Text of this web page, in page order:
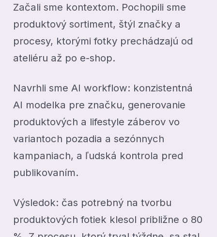
Začali sme kontextom. Pochopili sme
produktový sortiment, štýl značky a
procesy, ktorými fotky prechádzajú od
ateliéru až po e-shop.
Navrhli sme AI workflow: konzistentná
AI modelka pre značku, generovanie
produktových a lifestyle záberov vo
variantoch pozadia a sezónnych
kampaniach, a ľudská kontrola pred
publikovaním.
Výsledok: čas potrebný na tvorbu
produktových fotiek klesol približne o 80